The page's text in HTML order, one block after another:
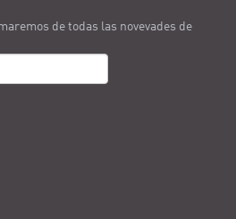
de todas las novevades de